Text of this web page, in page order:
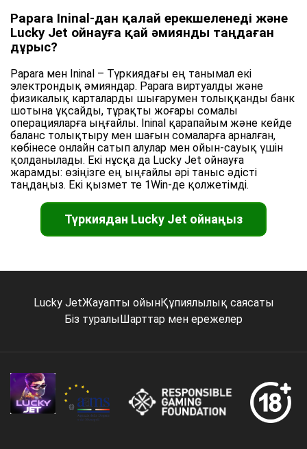
Papara Ininal-дан қалай ерекшеленеді және
Lucky Jet ойнауға қай әмиянды таңдаған
дұрыс?
Papara мен Ininal – Түркиядағы ең танымал екі
электрондық әмияндар. Papara виртуалды және
физикалық карталарды шығарумен толыққанды банк
шотына ұқсайды, тұрақты жоғары сомалы
операцияларға ыңғайлы. Ininal қарапайым және кейде
баланс толықтыру мен шағын сомаларға арналған,
көбінесе онлайн сатып алулар мен ойын-сауық үшін
қолданылады. Екі нұсқа да Lucky Jet ойнауға
жарамды: өзіңізге ең ыңғайлы әрі таныс әдісті
таңдаңыз. Екі қызмет те 1Win-де қолжетімді.
Түркиядан Lucky Jet ойнаңыз
Lucky JetЖауапты ойынҚұпиялылық саясаты
Біз туралыШарттар мен ережелер